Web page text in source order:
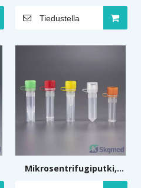
mikrosentrifugiputki 2,0
ml kartiomainen pohja
Tiedustella
Mikrosentrifugiputki,
värikäs linkitetty korkki